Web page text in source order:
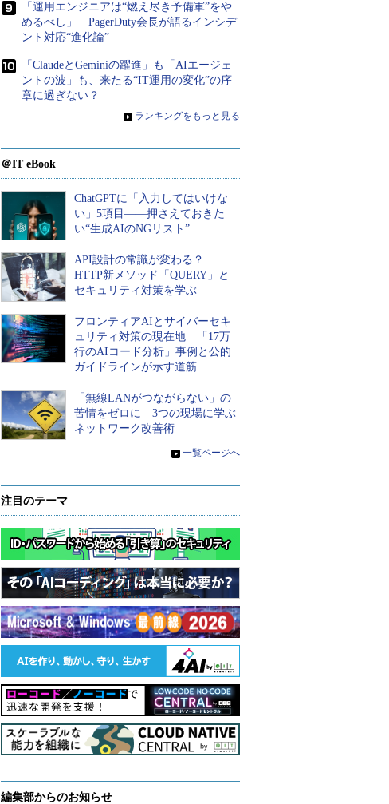
「運用エンジニアは“燃え尽き予備軍”をや
めるべし」 PagerDuty会長が語るインシデ
ント対応“進化論”
「ClaudeとGeminiの躍進」も「AIエージェ
ントの波」も、来たる“IT運用の変化”の序
章に過ぎない？
» ランキングをもっと見る
＠IT eBook
ChatGPTに「入力してはいけな
い」5項目――押さえておきた
い“生成AIのNGリスト”
API設計の常識が変わる？
HTTP新メソッド「QUERY」と
セキュリティ対策を学ぶ
フロンティアAIとサイバーセキ
ュリティ対策の現在地 「17万
行のAIコード分析」事例と公的
ガイドラインが示す道筋
「無線LANがつながらない」の
苦情をゼロに 3つの現場に学ぶ
ネットワーク改善術
» 一覧ページへ
注目のテーマ
編集部からのお知らせ